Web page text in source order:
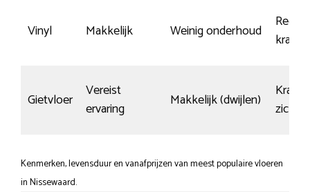
Vinyl Makkelijk Weinig onderhoud
Gietvloer
Vereist
ervaring
Makkelijk (dwijlen)
Kenmerken, levensduur en vanafprijzen van meest populaire vloeren
in Nissewaard.